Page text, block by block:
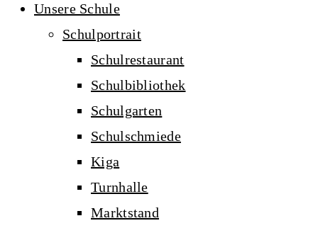
Unsere Schule
Schulportrait
Schulrestaurant
Schulbibliothek
Schulgarten
Schulschmiede
Kiga
Turnhalle
Marktstand